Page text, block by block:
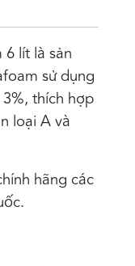
6 lít là sản
sử dụng
thích hợp
loại A và
hãng các